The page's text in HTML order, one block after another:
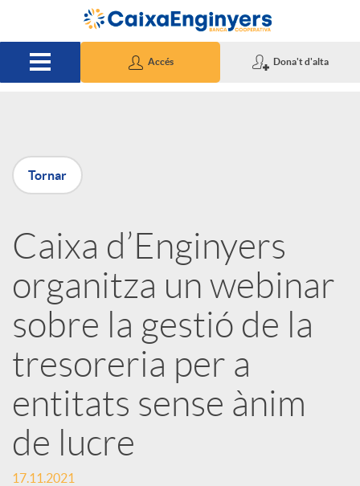
Salta al contingut principal
Accés Dona't d'alta
P
u
b
l
i
c
a
Tornar
Caixa d’Enginyers
organitza un webinar
sobre la gestió de la
tresoreria per a
entitats sense ànim
de lucre
17.11.2021